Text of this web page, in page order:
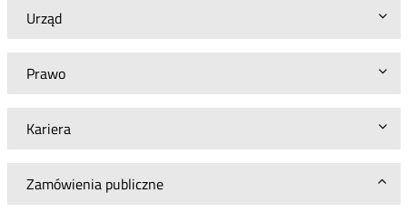
Urząd
Prawo
Kariera
Zamówienia publiczne